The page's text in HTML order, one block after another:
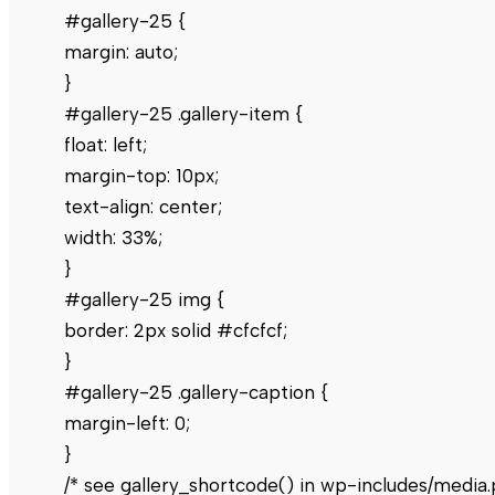
#gallery-25 {
margin: auto;
}
#gallery-25 .gallery-item {
float: left;
margin-top: 10px;
text-align: center;
width: 33%;
}
#gallery-25 img {
border: 2px solid #cfcfcf;
}
#gallery-25 .gallery-caption {
margin-left: 0;
}
/* see gallery_shortcode() in wp-includes/